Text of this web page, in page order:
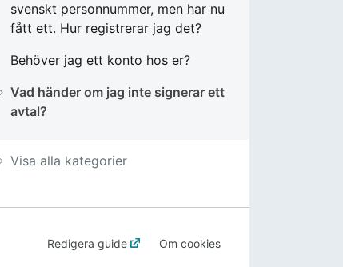
svenskt personnummer, men har nu
fått ett. Hur registrerar jag det?
Behöver jag ett konto hos er?
Vad händer om jag inte signerar ett
avtal?
Visa alla kategorier
Redigera guide Om cookies